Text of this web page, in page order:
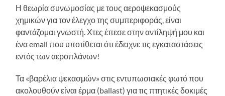
Η θεωρία συνωμοσίας με τους αεροψεκασμούς
χημικών για τον έλεγχο της συμπεριφοράς, είναι
φαντάζομαι γνωστή. Χτες έπεσε στην αντίληψή μου και
ένα email που υποτίθεται ότι έδειχνε τις εγκαταστάσεις
εντός των αεροπλάνων!
Τα «βαρέλια ψεκασμών» στις εντυπωσιακές φωτό που
ακολουθούν είναι έρμα (ballast) για τις πτητικές δοκιμές